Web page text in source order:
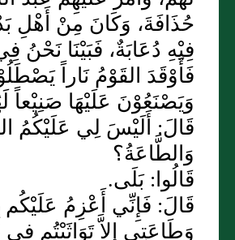
حُذَافَةَ، وَكَانَ مِنْ أَهْلِ
فِيْهِ دُعَابَةٌ، فَبَيْنَا نَحْنُ
فَأَوْقَدَ القَوْمُ نَاراً
وَيَصْنَعُوْنَ عَلَيْهَا صَنِيْعاً
قَالَ: أَلَيْسَ لِي عَلَيْكُمُ
وَالطَّاعَةُ؟
قَالُوا: بَلَى.
قَالَ: فَإِنِّي أَعْزِمُ
وَطَاعَتِي إِلاَّ تَوَاثَبْتُم فِي